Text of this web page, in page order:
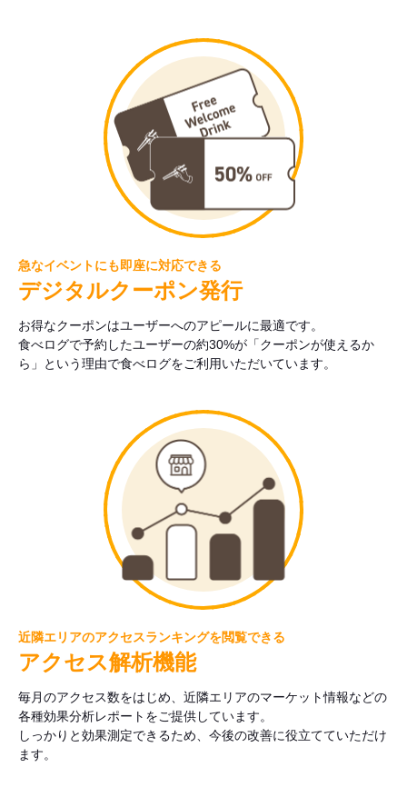
急なイベントにも即座に対応できる
デジタルクーポン発行
お得なクーポンはユーザーへのアピールに最適です。
食べログで予約したユーザーの約30%が「クーポンが使えるか
ら」という理由で食べログをご利用いただいています。
近隣エリアのアクセスランキングを閲覧できる
アクセス解析機能
毎月のアクセス数をはじめ、近隣エリアのマーケット情報などの
各種効果分析レポートをご提供しています。
しっかりと効果測定できるため、今後の改善に役立てていただけ
ます。